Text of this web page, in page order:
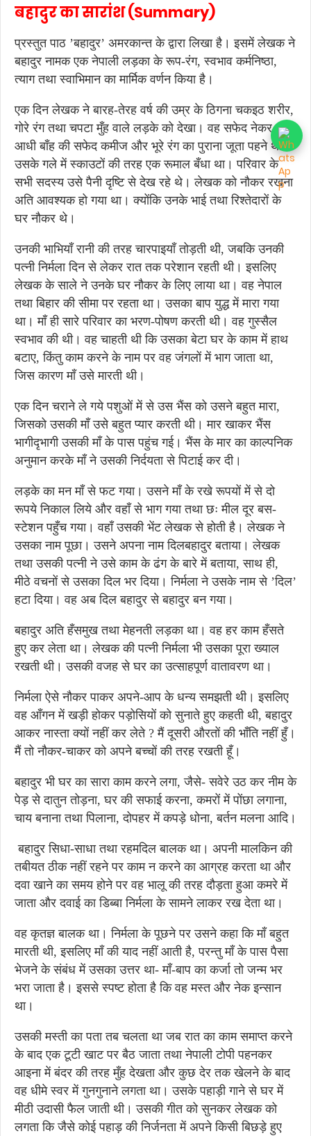
बहादुर का सारांश (Summary)
प्रस्तुत पाठ ’बहादुर’ अमरकान्त के द्वारा लिखा है। इसमें लेखक ने
बहादुर नामक एक नेपाली लड़का के रूप-रंग, स्वभाव कर्मनिष्ठा,
त्याग तथा स्वाभिमान का मार्मिक वर्णन किया है।
एक दिन लेखक ने बारह-तेरह वर्ष की उम्र के ठिगना चकइठ शरीर,
गोरे रंग तथा चपटा मुँह वाले लड़के को देखा। वह सफेद नेकर,
आधी बाँह की सफेद कमीज और भूरे रंग का पुराना जूता पहने था।
उसके गले में स्काउटों की तरह एक रूमाल बँधा था। परिवार के
सभी सदस्य उसे पैनी दृष्टि से देख रहे थे। लेखक को नौकर रखना
अति आवश्यक हो गया था। क्योंकि उनके भाई तथा रिश्तेदारों के
घर नौकर थे।
उनकी भाभियाँ रानी की तरह चारपाइयाँ तोड़ती थी, जबकि उनकी
पत्नी निर्मला दिन से लेकर रात तक परेशान रहती थी। इसलिए
लेखक के साले ने उनके घर नौकर के लिए लाया था। वह नेपाल
तथा बिहार की सीमा पर रहता था। उसका बाप युद्ध में मारा गया
था। माँ ही सारे परिवार का भरण-पोषण करती थी। वह गुस्सैल
स्वभाव की थी। वह चाहती थी कि उसका बेटा घर के काम में हाथ
बटाए, किंतु काम करने के नाम पर वह जंगलों में भाग जाता था,
जिस कारण माँ उसे मारती थी।
एक दिन चराने ले गये पशुओं में से उस भैंस को उसने बहुत मारा,
जिसको उसकी माँ उसे बहुत प्यार करती थी। मार खाकर भैंस
भागीदृभागी उसकी माँ के पास पहुंच गई। भैंस के मार का काल्पनिक
अनुमान करके माँ ने उसकी निर्दयता से पिटाई कर दी।
लड़के का मन माँ से फट गया। उसने माँ के रखे रूपयों में से दो
रूपये निकाल लिये और वहाँ से भाग गया तथा छः मील दूर बस-
स्टेशन पहुँच गया। वहाँ उसकी भेंट लेखक से होती है। लेखक ने
उसका नाम पूछा। उसने अपना नाम दिलबहादुर बताया। लेखक
तथा उसकी पत्नी ने उसे काम के ढंग के बारे में बताया, साथ ही,
मीठे वचनों से उसका दिल भर दिया। निर्मला ने उसके नाम से ’दिल’
हटा दिया। वह अब दिल बहादुर से बहादुर बन गया।
बहादुर अति हँसमुख तथा मेहनती लड़का था। वह हर काम हँसते
हुए कर लेता था। लेखक की पत्नी निर्मला भी उसका पूरा ख्याल
रखती थी। उसकी वजह से घर का उत्साहपूर्ण वातावरण था।
निर्मला ऐसे नौकर पाकर अपने-आप के धन्य समझती थी। इसलिए
वह आँगन में खड़ी होकर पड़ोसियों को सुनाते हुए कहती थी, बहादुर
आकर नास्ता क्यों नहीं कर लेते ? मैं दूसरी औरतों की भाँति नहीं हुँ।
मैं तो नौकर-चाकर को अपने बच्चों की तरह रखती हूँ।
बहादुर भी घर का सारा काम करने लगा, जैसे- सवेरे उठ कर नीम के
पेड़ से दातुन तोड़ना, घर की सफाई करना, कमरों में पोंछा लगाना,
चाय बनाना तथा पिलाना, दोपहर में कपड़े धोना, बर्तन मलना आदि।
बहादुर सिधा-साधा तथा रहमदिल बालक था। अपनी मालकिन की
तबीयत ठीक नहीं रहने पर काम न करने का आग्रह करता था और
दवा खाने का समय होने पर वह भालू की तरह दौड़ता हुआ कमरे में
जाता और दवाई का डिब्बा निर्मला के सामने लाकर रख देता था।
वह कृतज्ञ बालक था। निर्मला के पूछने पर उसने कहा कि माँ बहुत
मारती थी, इसलिए माँ की याद नहीं आती है, परन्तु माँ के पास पैसा
भेजने के संबंध में उसका उत्तर था- माँ-बाप का कर्जा तो जन्म भर
भरा जाता है। इससे स्पष्ट होता है कि वह मस्त और नेक इन्सान
था।
उसकी मस्ती का पता तब चलता था जब रात का काम समाप्त करने
के बाद एक टूटी खाट पर बैठ जाता तथा नेपाली टोपी पहनकर
आइना में बंदर की तरह मुँह देखता और कुछ देर तक खेलने के बाद
वह धीमे स्वर में गुनगुनाने लगता था। उसके पहाड़ी गाने से घर में
मीठी उदासी फैल जाती थी। उसकी गीत को सुनकर लेखक को
लगता कि जैसे कोई पहाड़ की निर्जनता में अपने किसी बिछड़े हुए